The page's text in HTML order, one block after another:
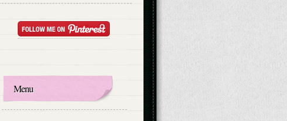
Menu